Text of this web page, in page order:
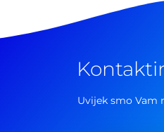
Uvijek smo Vam